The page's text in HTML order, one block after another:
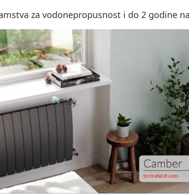
za vodonepropusnost i do 2 godine